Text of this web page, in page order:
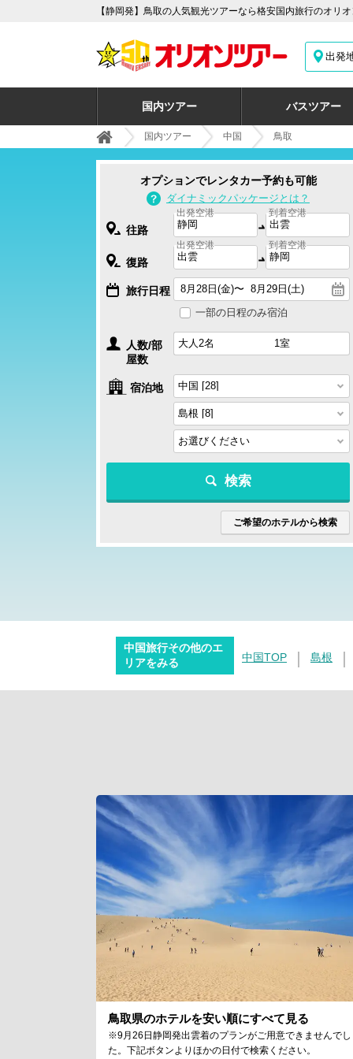
【静岡発】鳥取の人気観光ツアーなら格安国内旅行のオリ
出発
国内ツアー バスツアー
国内ツアー 中国 鳥取
オプションでレンタカー予約も可能
ダイナミックパッケージとは？
往路
出発空港 到着空港
復路
出発空港 到着空港
旅行日程
一部の日程のみ宿泊
人数/部
屋数
宿泊地
検索
ご希望のホテルから検索
中国旅行その他のエ
リアをみる
中国TOP 島根
鳥取県のホテルを安い順にすべて見る
※9月26日静岡発出雲着のプランがご用意できませんでし
た。下記ボタンよりほかの日付で検索ください。